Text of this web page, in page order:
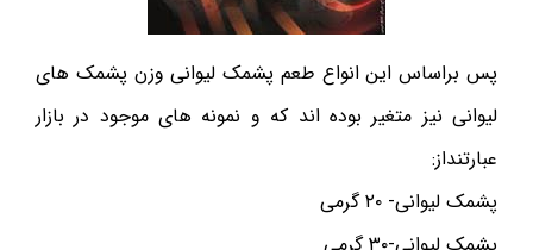
پس براساس این انواع طعم پشمک لیوانی وزن پشمک های
لیوانی نیز متغیر بوده اند که و نمونه های موجود در بازار
عبارتنداز:
پشمک لیوانی- ۲۰ گرمی